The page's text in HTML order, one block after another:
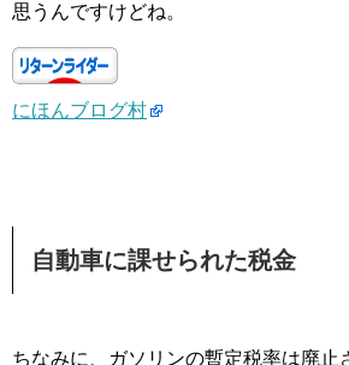
思うんですけどね。
にほんブログ村
自動車に課せられた税金
ちなみに、ガソリンの暫定税率は廃止